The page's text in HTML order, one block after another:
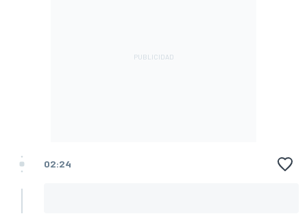
02:24